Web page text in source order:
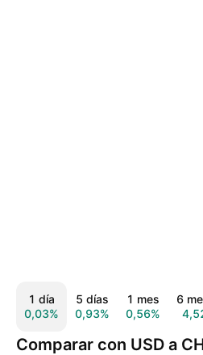
1 día
0,03%
5 días
0,93%
1 mes
0,56%
6
Comparar con USD a